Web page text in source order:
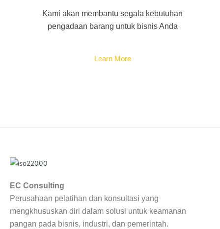
Kami akan membantu segala kebutuhan
pengadaan barang untuk bisnis Anda
Learn More
EC Consulting
Perusahaan pelatihan dan konsultasi yang
mengkhususkan diri dalam solusi untuk keamanan
pangan pada bisnis, industri, dan pemerintah.